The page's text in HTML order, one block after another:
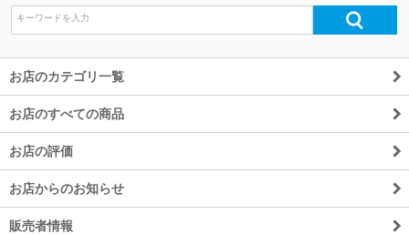
お店のカテゴリ一覧
お店のすべての商品
お店の評価
お店からのお知らせ
販売者情報